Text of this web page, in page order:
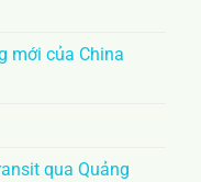
mới của China
qua Quảng